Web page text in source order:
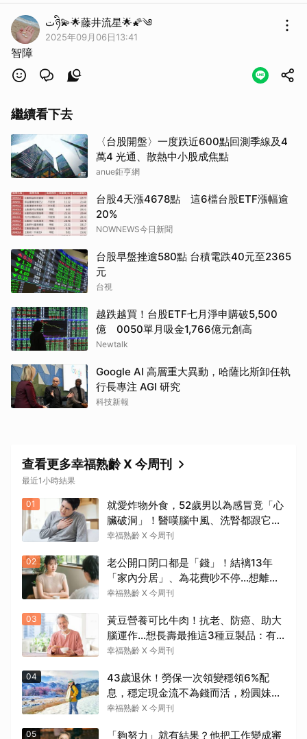
تཉི💫🌟藤井流星🌟🌠༄
2025年09月06日13:41
智障
繼續看下去
〈台股開盤〉一度跌近600點回測季線及4
萬4 光通、散熱中小股成焦點
anue鉅亨網
台股4天漲4678點 這6檔台股ETF漲幅逾
20%
NOWNEWS今日新聞
台股早盤挫逾580點 台積電跌40元至2365
元
台視
越跌越買！台股ETF七月淨申購破5,500
億 0050單月吸金1,766億元創高
Newtalk
Google AI 高層重大異動，哈薩比斯卸任執
行長專注 AGI 研究
科技新報
查看更多幸福熟齡 X 今周刊
最近1小時結果
01
就愛炸物外食，52歲男以為感冒竟「心
臟破洞」！醫嘆腦中風、洗腎都跟它有
關：4警訊是心臟在呼救
幸福熟齡 X 今周刊
02
老公開口閉口都是「錢」！結褵13年
「家內分居」、為花費吵不停…想離婚
卻怕養不活自己：還要忍3年？
幸福熟齡 X 今周刊
03
黃豆營養可比牛肉！抗老、防癌、助大
腦運作…想長壽最推這3種豆製品：有
了它就不需要醫生
幸福熟齡 X 今周刊
04
43歲退休！勞保一次領變穩領6%配
息，穩定現金流不為錢而活，粉圓妹：
做喜歡的事忙得很開心
幸福熟齡 X 今周刊
05 「夠努力」就有結果？他把工作變成審